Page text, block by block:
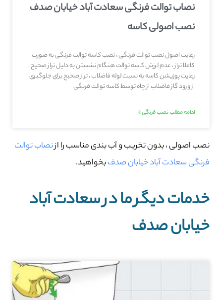
نصاب توالت فرنگی سعادت آباد خیابان صدف
نصب اصولی کاسه
رعایت اصول نصب توالت فرنگی ، نصب کاسه توالت فرنگی به صورت
کاملا تراز ، عدم لرزش کاسه توالت هنگام نشستن به دلیل تراز صحیح ،
رعایت پوزیشن کاسه به نسبت لوله فاضلاب ، تراز صحیح برای جلوگیری
از ورود گاز فاضلاب از چاه توسط کاسه توالت فرنگی
ادامه مطلب نصب فرنگی »
نصب اصولی ، بدون تخریب و آب بندی مناسب را ازنصاب توالت
فرنگی سعادت آباد خیابان صدفبخواهید.
خدمات دیگر ما در سعادت آباد
خیابان صدف